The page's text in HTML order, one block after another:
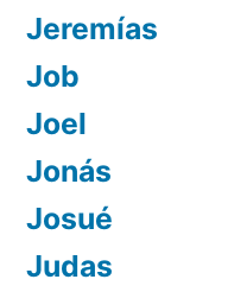
Jeremías
Job
Joel
Jonás
Josué
Judas